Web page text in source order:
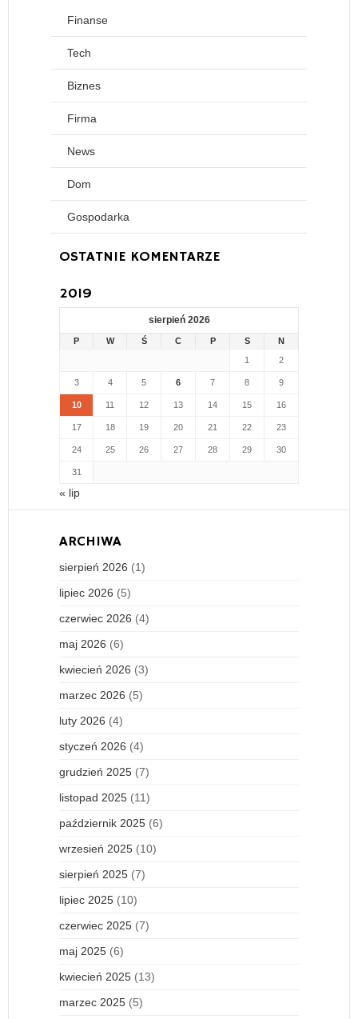
Finanse
Tech
Biznes
Firma
News
Dom
Gospodarka
OSTATNIE KOMENTARZE
2019
sierpień 2026
P W Ś C P S
N
1
2
3 4 5 6 7 8 9
10 11 12 13 14 15 16
17 18 19 20 21 22 23
24 25 26 27 28 29 30
31
« lip
ARCHIWA
sierpień 2026 (1)
lipiec 2026 (5)
czerwiec 2026 (4)
maj 2026 (6)
kwiecień 2026 (3)
marzec 2026 (5)
luty 2026 (4)
styczeń 2026 (4)
grudzień 2025 (7)
listopad 2025 (11)
październik 2025 (6)
wrzesień 2025 (10)
sierpień 2025 (7)
lipiec 2025 (10)
czerwiec 2025 (7)
maj 2025 (6)
kwiecień 2025 (13)
marzec 2025 (5)